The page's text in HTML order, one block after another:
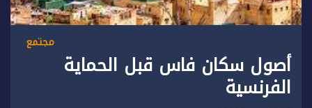
مجتمع
أصول سكان فاس قبل الحماية
الفرنسية